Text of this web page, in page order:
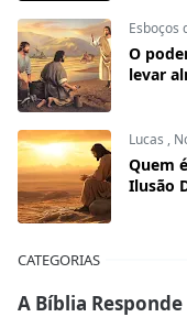
Esboços
O
levar
Lucas ,
Quem
Ilusão
CATEGORIAS
A Bíblia Responde